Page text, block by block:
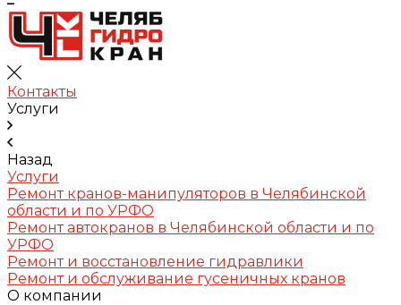
Контакты
Услуги
Назад
Услуги
Ремонт кранов-манипуляторов в Челябинской
области и по УРФО
Ремонт автокранов в Челябинской области и по
УРФО
Ремонт и восстановление гидравлики
Ремонт и обслуживание гусеничных кранов
О компании